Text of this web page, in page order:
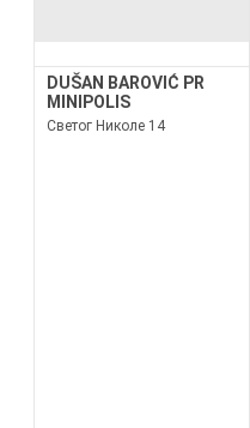
DUŠAN BAROVIĆ PR
MINIPOLIS
Светог Николе 14